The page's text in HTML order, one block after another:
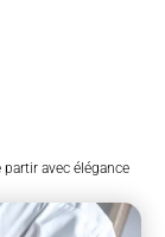
avec élégance